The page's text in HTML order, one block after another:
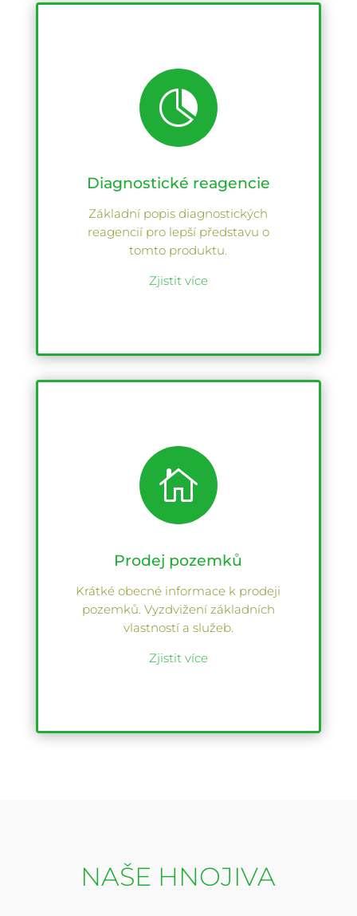

Diagnostické reagencie
Základní popis diagnostických
reagencií pro lepší představu o
tomto produktu.
Zjistit více

Prodej pozemků
Krátké obecné informace k prodeji
pozemků. Vyzdvižení základních
vlastností a služeb.
Zjistit více
NAŠE HNOJIVA